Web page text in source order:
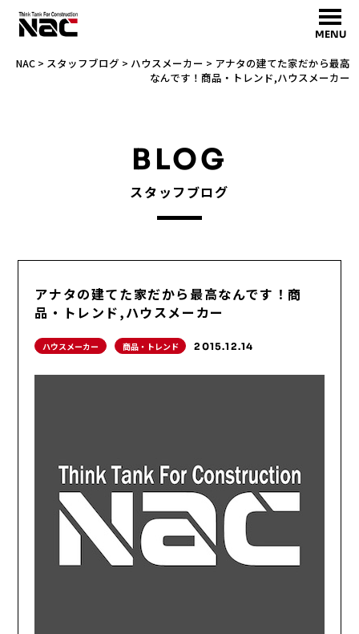
MENU
NAC> スタッフブログ > ハウスメーカー > アナタの建てた家だから最高
なんです！商品・トレンド,ハウスメーカー
BLOG
スタッフブログ
アナタの建てた家だから最高なんです！商
品・トレンド,ハウスメーカー
ハウスメーカー 商品・トレンド 2015.12.14